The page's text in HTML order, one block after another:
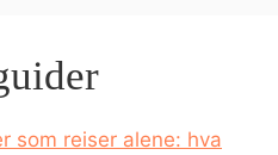
som reiser alene: hva